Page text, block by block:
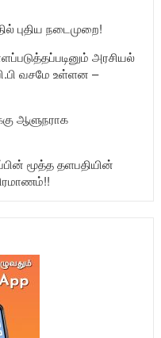
புதிய நடைமுறை!
அரசியல்
வசமே உள்ளன –
ஆளுநராக
மூத்த தளபதியின்